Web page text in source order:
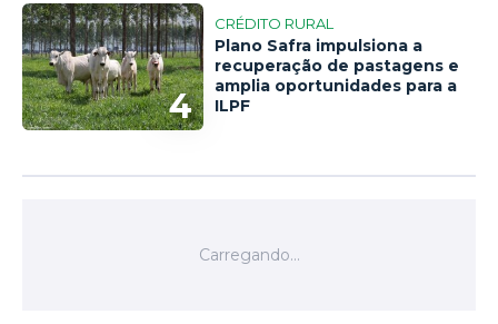
4
CRÉDITO RURAL
Plano Safra impulsiona a
recuperação de pastagens e
amplia oportunidades para a
ILPF